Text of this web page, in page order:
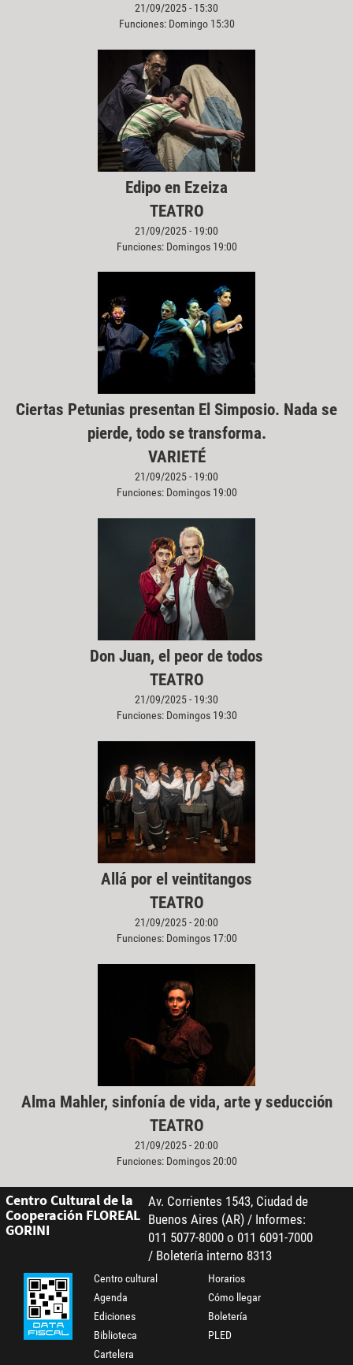
21/09/2025 - 15:30
Funciones: Domingo 15:30
Edipo en Ezeiza
TEATRO
21/09/2025 - 19:00
Funciones: Domingos 19:00
Ciertas Petunias presentan El Simposio. Nada se
pierde, todo se transforma.
VARIETÉ
21/09/2025 - 19:00
Funciones: Domingos 19:00
Don Juan, el peor de todos
TEATRO
21/09/2025 - 19:30
Funciones: Domingos 19:30
Allá por el veintitangos
TEATRO
21/09/2025 - 20:00
Funciones: Domingos 17:00
Alma Mahler, sinfonía de vida, arte y seducción
TEATRO
21/09/2025 - 20:00
Funciones: Domingos 20:00
Centro Cultural de la
Cooperación FLOREAL
GORINI
Av. Corrientes 1543, Ciudad de
Buenos Aires (AR) / Informes:
011 5077-8000 o 011 6091-7000
/ Boletería interno 8313
Centro cultural
Agenda
Ediciones
Biblioteca
Cartelera
Horarios
Cómo llegar
Boletería
PLED